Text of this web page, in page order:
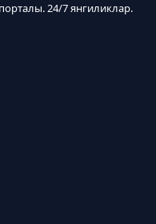
24/7 янгиликлар.